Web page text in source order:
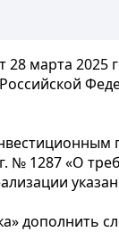
28 марта 2025
№ 1287 «О